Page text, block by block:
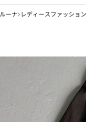
ーナ レディースファッション